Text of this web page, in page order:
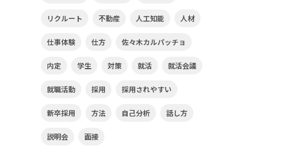
リクルート 不動産 人工知能 人材
仕事体験 仕方 佐々木カルパッチョ
内定 学生 対策 就活 就活会議
就職活動 採用 採用されやすい
新卒採用 方法 自己分析 話し方
説明会 面接